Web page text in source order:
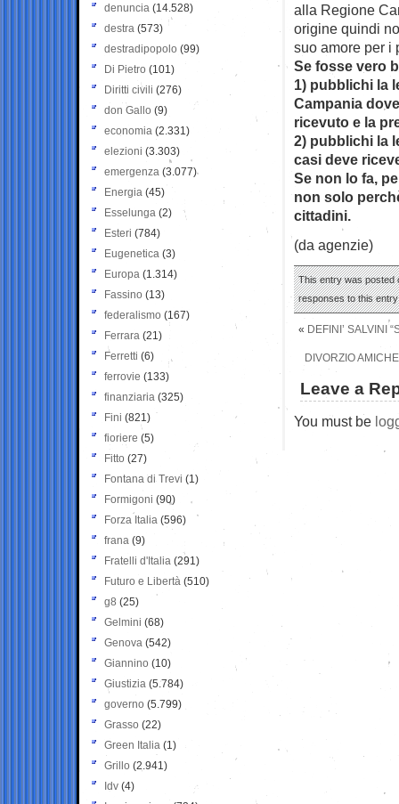
alla Regione
origine quindi
suo amore per i
Se fosse vero
1) pubblichi la
Campania
ricevuto e la
2) pubblichi la
casi deve
Se non lo fa,
non solo
cittadini.
(da agenzie)
This entry was posted
responses to this
« DEFINI’ SALVINI
DIVORZIO
Leave a
You must be
denuncia (14.528)
destra (573)
destradipopolo (99)
Di Pietro (101)
Diritti civili (276)
don Gallo (9)
economia (2.331)
elezioni (3.303)
emergenza (3.077)
Energia (45)
Esselunga (2)
Esteri (784)
Eugenetica (3)
Europa (1.314)
Fassino (13)
federalismo (167)
Ferrara (21)
Ferretti (6)
ferrovie (133)
finanziaria (325)
Fini (821)
fioriere (5)
Fitto (27)
Fontana di Trevi (1)
Formigoni (90)
Forza Italia (596)
frana (9)
Fratelli d'Italia (291)
Futuro e Libertà (510)
g8 (25)
Gelmini (68)
Genova (542)
Giannino (10)
Giustizia (5.784)
governo (5.799)
Grasso (22)
Green Italia (1)
Grillo (2.941)
Idv (4)